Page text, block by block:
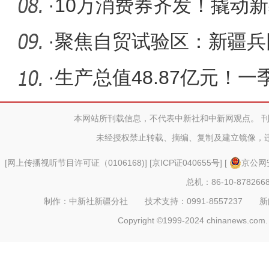
2次工作专
·10万消费券齐发！撬动
一”假
·聚焦自贸试验区：新疆
能推
·生产总值48.87亿元！一
师经济运
本网站所刊载信息，不代表中新社和中新网观点。
未经授权禁止转载、摘编、复制及建立镜像，
[网上传播视听节目许可证（0106168)] [京ICP证040655号] [
京公
总机：86-10-
制作：中新社新疆分社 技术支持：0991-8557237
Copyright ©1999-2024